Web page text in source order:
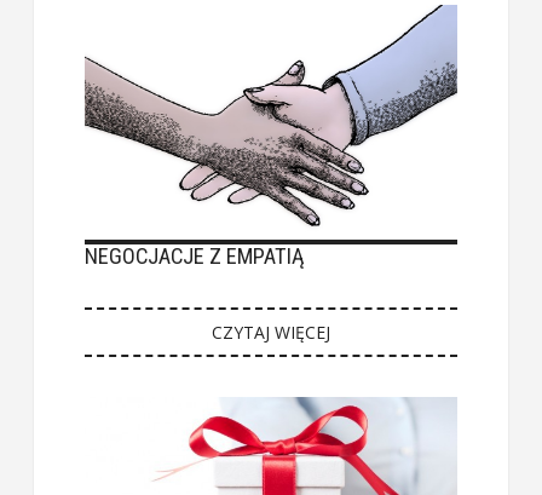
NEGOCJACJE Z EMPATIĄ
CZYTAJ WIĘCEJ